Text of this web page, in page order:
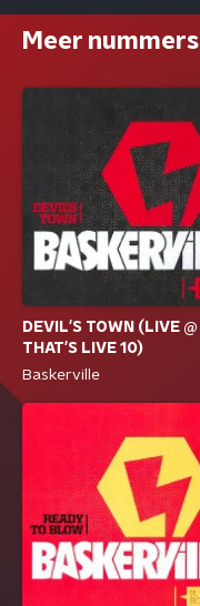
Meer nummers
DEVIL'S TOWN (LIVE @
THAT'S LIVE 10)
Baskerville